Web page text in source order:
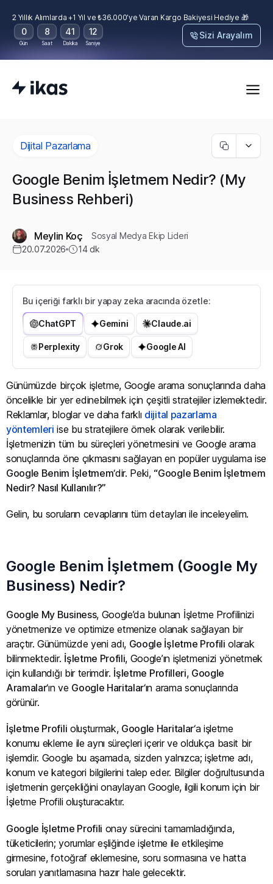
2 Yıllık Alımlarda +1 Yıl ve ₺36.000’ye Varan Kargo Bakiyesi Hediye 🎁
0
Gün
8
Saat
41
Dakika
11
Saniye
Sizi Arayalım
Dijital Pazarlama
Google Benim İşletmem Nedir? (My
Business Rehberi)
Meylin Koç
Sosyal Medya Ekip Lideri
20.07.2026
14 dk
Bu içeriği farklı bir yapay zeka aracında özetle:
ChatGPT Gemini Claude.ai
Perplexity Grok Google AI
Günümüzde birçok işletme, Google arama sonuçlarında daha
öncelikle bir yer edinebilmek için çeşitli stratejiler izlemektedir.
Reklamlar, bloglar ve daha farklı dijital pazarlama
yöntemleri ise bu stratejilere örnek olarak verilebilir.
İşletmenizin tüm bu süreçleri yönetmesini ve Google arama
sonuçlarında öne çıkmasını sağlayan en popüler uygulama ise
Google Benim İşletmem‘dir. Peki, “Google Benim İşletmem
Nedir? Nasıl Kullanılır?”
Gelin, bu soruların cevaplarını tüm detayları ile inceleyelim.
Google Benim İşletmem (Google My
Business) Nedir?
Google My Business, Google’da bulunan İşletme Profilinizi
yönetmenize ve optimize etmenize olanak sağlayan bir
araçtır. Günümüzde yeni adı, Google İşletme Profili olarak
bilinmektedir. İşletme Profili, Google’ın işletmenizi yönetmek
için kullandığı bir terimdir. İşletme Profilleri, Google
Aramalar‘ın ve Google Haritalar‘ın arama sonuçlarında
görünür.
İşletme Profili oluşturmak, Google Haritalar‘a işletme
konumu ekleme ile aynı süreçleri içerir ve oldukça basit bir
işlemdir. Google bu aşamada, sizden yalnızca; işletme adı,
konum ve kategori bilgilerini talep eder. Bilgiler doğrultusunda
işletmenin gerçekliğini onaylayan Google, ilgili konum için bir
İşletme Profili oluşturacaktır.
Google İşletme Profili onay sürecini tamamladığında,
tüketicilerin; yorumlar eşliğinde işletme ile etkileşime
girmesine, fotoğraf eklemesine, soru sormasına ve hatta
soruları yanıtlamasına hazır hale gelecektir.